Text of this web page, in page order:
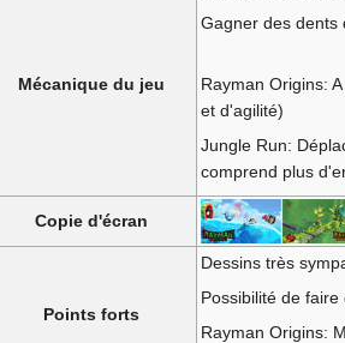
Mécanique du jeu
Gagner des dents
Rayman Origins:
et d'agilité)
Jungle Run:
comprend plus
Copie d'écran
Points forts
Dessins très
Possibilité de
Rayman Origins: